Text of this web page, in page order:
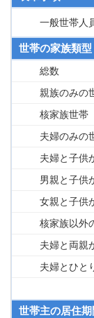
一般世帯人
世帯の家族類型
総数
親族のみの
核家族世帯
夫婦のみの
夫婦と子供
男親と子供
女親と子供
核家族以外
夫婦と両親
夫婦とひと
世帯主の居住期